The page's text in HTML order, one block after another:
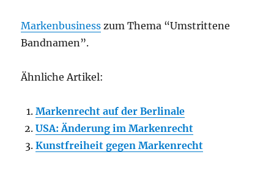
Markenbusiness zum Thema “Umstrittene
Bandnamen”.
Ähnliche Artikel:
Markenrecht auf der Berlinale
USA: Änderung im Markenrecht
Kunstfreiheit gegen Markenrecht